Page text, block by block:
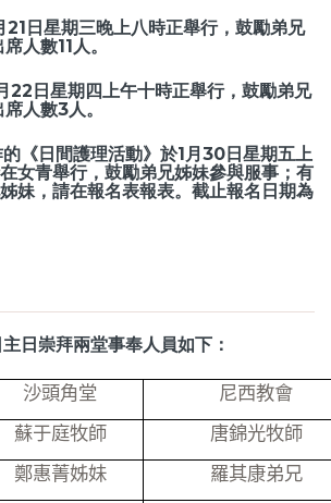
21日星期三晚上八時正舉行，鼓勵弟兄
人數11人。
22日星期四上午十時正舉行，鼓勵弟兄
人數3人。
《日間護理活動》於1月30日星期五上
女青舉行，鼓勵弟兄姊妹參與服事；有
妹，請在報名表報表。截止報名日期為
日崇拜兩堂事奉人員如下：
沙頭角堂
尼西教會
蘇于庭牧師
唐錦光牧師
鄭惠菁姊妹
羅其康弟兄